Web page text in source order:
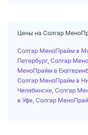
Цены на Солгар
Солгар МеноПрайм в
Петербург, Солгар
МеноПрайм в
Солгар МеноПрайм в
Челябинске Солгар
в Уфе Солгар